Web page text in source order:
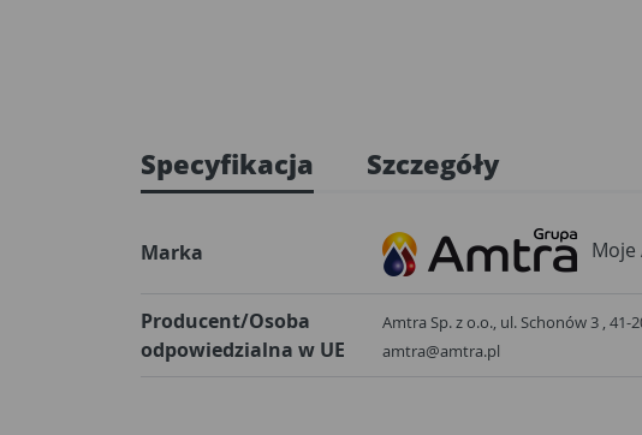
Specyfikacja Szczegóły
Marka Moje
Producent/Osoba
odpowiedzialna w UE
Amtra Sp. z o.o., ul. Schonów 3 , 41-
amtra@amtra.pl